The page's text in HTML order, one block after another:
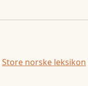
Store norske leksikon